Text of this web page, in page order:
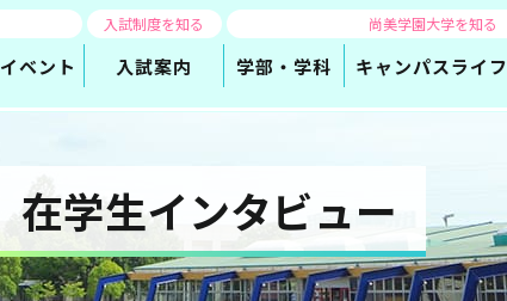
イベント
入試制度を知る
入試案内
尚美学園大学を知る
学部・学科 キャンパスライフ
在学生インタビュー